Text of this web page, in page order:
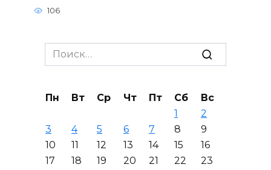
106
Search
for:
Пн Вт Ср Чт Пт Сб
Вс
1
2
3
4 5 6 7 8
9
10
11 12 13 14 15
16
17
18 19 20 21 22
23